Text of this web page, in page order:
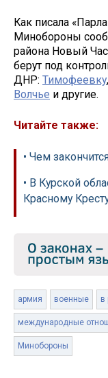
Как писала
Минобороны
района Новый
берут под
ДНР: Тимофеевку,
Волчье и другие.
Читайте также:
• Чем
• В Курской
Красному
армия военные в
международные
Минобороны